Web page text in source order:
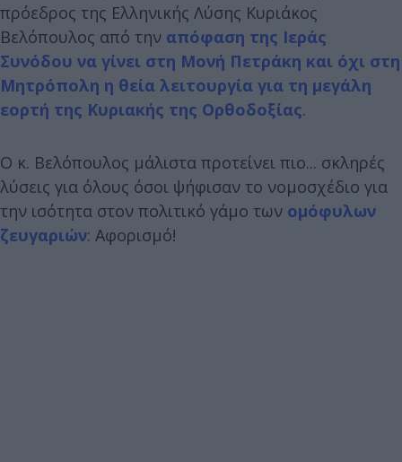
πρόεδρος της Ελληνικής Λύσης Κυριάκος
Βελόπουλος από την απόφαση της Ιεράς
Συνόδου να γίνει στη Μονή Πετράκη και όχι στη
Μητρόπολη η θεία λειτουργία για τη μεγάλη
εορτή της Κυριακής της Ορθοδοξίας.
Ο κ. Βελόπουλος μάλιστα προτείνει πιο... σκληρές
λύσεις για όλους όσοι ψήφισαν το νομοσχέδιο για
την ισότητα στον πολιτικό γάμο των ομόφυλων
ζευγαριών: Αφορισμό!